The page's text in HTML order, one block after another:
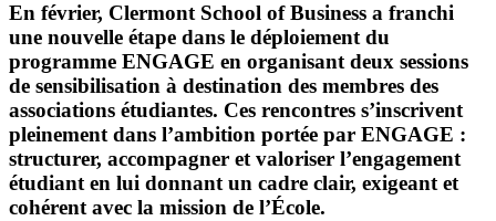
En février, Clermont School of Business a franchi
une nouvelle étape dans le déploiement du
programme ENGAGE en organisant deux sessions
de sensibilisation à destination des membres des
associations étudiantes. Ces rencontres s’inscrivent
pleinement dans l’ambition portée par ENGAGE :
structurer, accompagner et valoriser l’engagement
étudiant en lui donnant un cadre clair, exigeant et
cohérent avec la mission de l’École.